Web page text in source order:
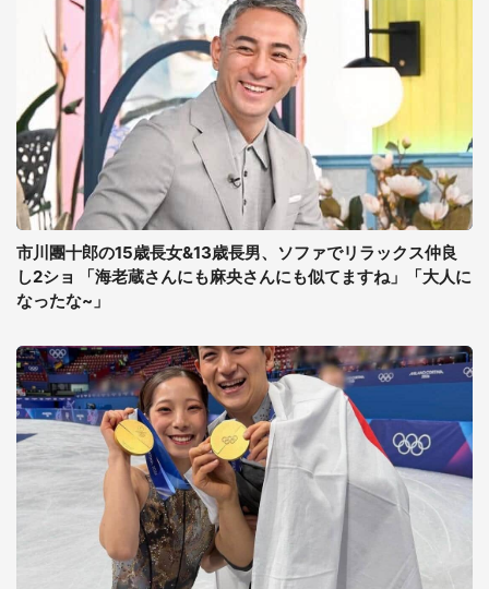
市川團十郎の15歳長女&13歳長男、ソファでリラックス仲良
し2ショ 「海老蔵さんにも麻央さんにも似てますね」「大人に
なったな~」